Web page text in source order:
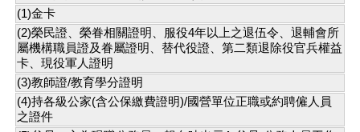
(1)金卡
(2)榮民證、榮眷相關證明、服役4年以上之退伍令、退輔會所
屬機構職員證及眷屬證明、替代役證、第二類退除役官兵權益
卡、現役軍人證明
(3)教師證/教育學分證明
(4)持各級公家(含公保繳費證明)/國營單位正職或約聘僱人員
之證件